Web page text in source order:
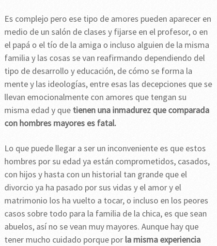
Es complejo pero ese tipo de amores pueden aparecer en
medio de un salón de clases y fijarse en el profesor, o en
el papá o el tío de la amiga o incluso alguien de la misma
familia y las cosas se van reafirmando dependiendo del
tipo de desarrollo y educación, de cómo se forma la
mente y las ideologías, entre esas las decepciones que se
llevan emocionalmente con amores que tengan su
misma edad y que tienen una inmadurez que comparada
con hombres mayores es fatal.
Lo que puede llegar a ser un inconveniente es que estos
hombres por su edad ya están comprometidos, casados,
con hijos y hasta con un historial tan grande que el
divorcio ya ha pasado por sus vidas y el amor y el
matrimonio los ha vuelto a tocar, o incluso en los peores
casos sobre todo para la familia de la chica, es que sean
abuelos, así no se vean muy mayores. Aunque hay que
tener mucho cuidado porque por la misma experiencia